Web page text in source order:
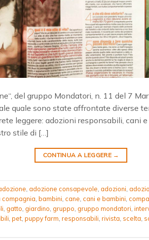
del gruppo Mondatori, n. 11 del 7
quale sono state affrontate diverse
leggere: adozioni responsabili, cani
stile di […]
CONTINUA A LEGGERE →
adozione consapevole adozioni
compagnia bambini cane cani e bambini
gatto giardino gruppo gruppo mondatori
pet puppy farm responsabili rivista scelta